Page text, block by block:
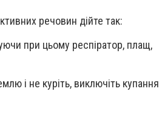
речовин дійте так:
при цьому респіратор, плащ,
і не куріть, виключіть купання